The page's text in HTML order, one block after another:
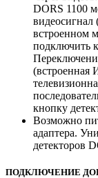
DORS 1100
видеосигнал
встроенном
подключить
(встроенная
кнопку
Возможно
адаптера.
детекторов
ПОДКЛЮЧЕНИЕ